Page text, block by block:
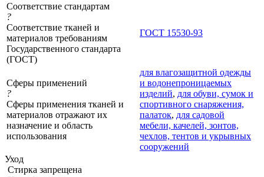
Соответствие стандартам
?
Соответствие тканей и
материалов требованиям
Государственного стандарта
(ГОСТ)
ГОСТ 15530-93
Сферы применений
?
Сферы применения тканей и
материалов отражают их
назначение и область
использования
для влагозащитной одежды
и водонепроницаемых
изделий, для обуви, сумок и
спортивного снаряжения,
палаток, для садовой
мебели, качелей, зонтов,
чехлов, тентов и укрывных
сооружений
Уход
Стирка запрещена